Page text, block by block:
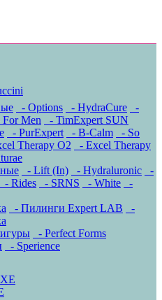
- Options - HydraCure
-
For Men
- TimExpert SUN
- PurExpert - B-Calm
- So
Therapy O2
- Excel Therapy
- Lift (In) - Hydraluronic
-
- Rides - SRNS - White
-
- Пилинги Expert LAB
-
- Perfect Forms
- Sperience